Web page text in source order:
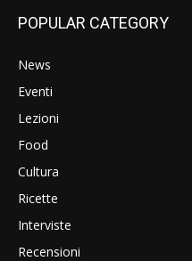
POPULAR CATEGORY
News
Eventi
Lezioni
Food
Cultura
Ricette
Interviste
Recensioni